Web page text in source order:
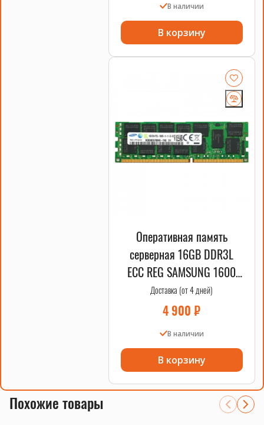
В наличии
В корзину
Оперативная память
серверная 16GB DDR3L
ECC REG SAMSUNG 1600
MHz 2Rx4 OEM
Доставка (от 4 дней)
4 900₽
В наличии
В корзину
Похожие товары